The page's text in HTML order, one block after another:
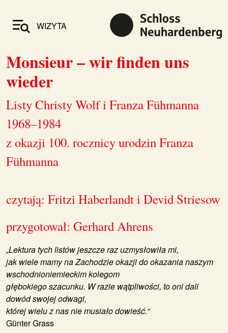
WIZYTA
Monsieur – wir finden uns
wieder
Listy Christy Wolf i Franza Fühmanna
1968–1984
z okazji 100. rocznicy urodzin Franza
Fühmanna
czytają: Fritzi Haberlandt i Devid Striesow
przygotował: Gerhard Ahrens
„Lektura tych listów jeszcze raz uzmysłowiła mi,
jak wiele mamy na Zachodzie okazji do okazania naszym
wschodnioniemieckim kolegom
głębokiego szacunku. W razie wątpliwości, to oni dali
dowód swojej odwagi,
której wielu z nas nie musiało dowieść.“
Günter Grass